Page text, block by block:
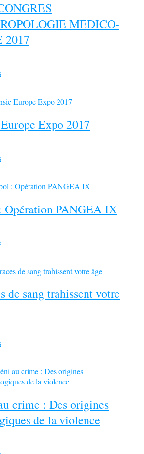
MEDICO-
2017
Expo 2017
Opération PANGEA IX
de sang trahissent votre
crime : Des origines
de la violence